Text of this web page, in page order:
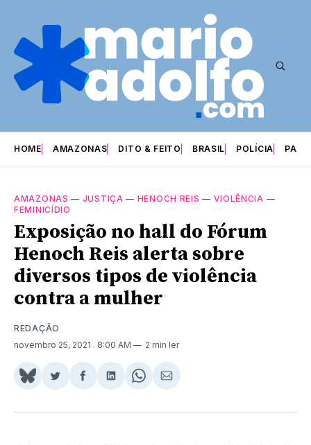
HOME AMAZONAS DITO & FEITO BRASIL POLÍCIA
AMAZONAS — JUSTIÇA — HENOCH REIS — VIOLÊNCIA —
FEMINICÍDIO
Exposição no hall do Fórum
Henoch Reis alerta sobre
diversos tipos de violência
contra a mulher
REDAÇÃO
novembro 25, 2021 . 8:00 AM 2 min ler
Share
BlueSky
Compartilhar
Twitter
Compartilhar
Facebook
Compartilhar
LinkedIn
Share
WhatsApp
Compartilhar
Email